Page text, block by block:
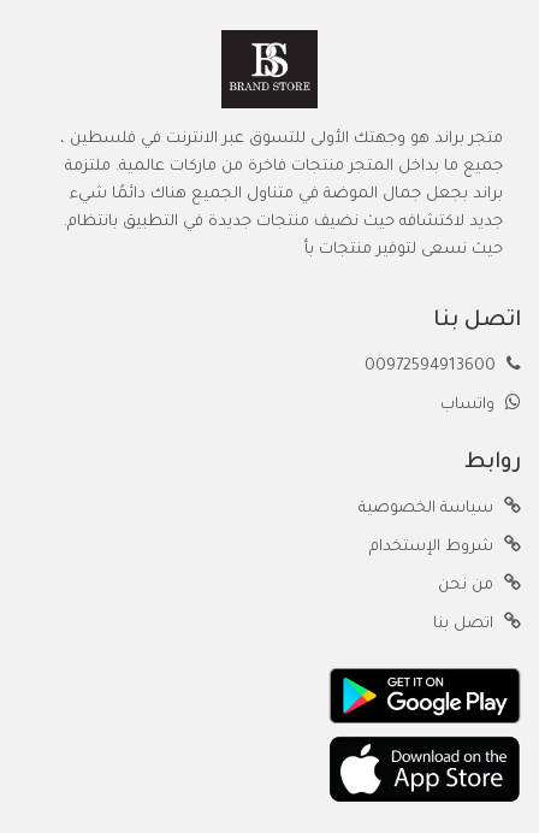
متجر براند هو وجهتك الأولى للتسوق عبر الانترنت في فلسطين ،
جميع ما بداخل المتجر منتجات فاخرة من ماركات عالمية. ملتزمة
براند بجعل جمال الموضة في متناول الجميع هناك دائمًا شيء
جديد لاكتشافه حيث نضيف منتجات جديدة في التطبيق بانتظام.
حيث نسعى لتوفير منتجات بأ
اتصل بنا
واتساب
روابط
سياسة الخصوصية
شروط الإستخدام
من نحن
اتصل بنا